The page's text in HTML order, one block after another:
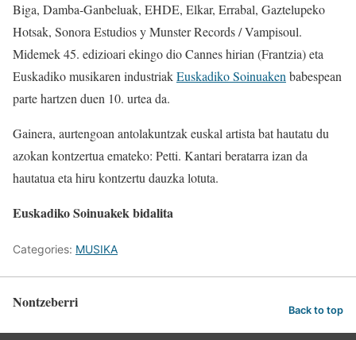
Biga, Damba-Ganbeluak, EHDE, Elkar, Errabal, Gaztelupeko
Hotsak, Sonora Estudios y Munster Records / Vampisoul.
Midemek 45. edizioari ekingo dio Cannes hirian (Frantzia) eta
Euskadiko musikaren industriakEuskadiko Soinuaken babespean
parte hartzen duen 10. urtea da.
Gainera, aurtengoan antolakuntzak euskal artista bat hautatu du
azokan kontzertua emateko: Petti. Kantari beratarra izan da
hautatua eta hiru kontzertu dauzka lotuta.
Euskadiko Soinuakek bidalita
Categories: MUSIKA
Nontzeberri Back to top